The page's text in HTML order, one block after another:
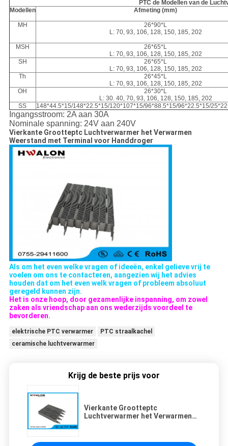
PTC de Modellen van de
Modellen
Afmeting (mm)
MH
26*90*L
L: 70, 93, 106, 128, 150, 185, 202
MSH
26*65*L
L: 70, 93, 106, 128, 150, 185, 202
SH
26*65*L
L: 70, 93, 106, 128, 150, 185, 202
Th
26*45*L
L: 70, 93, 106, 128, 150, 185, 202
OH
26*30*L
L: 30. 40, 70, 93, 106, 128, 150, 185, 202
SS
148*44.5*15/148*22.5*15/120*107*15/96*88.5*15/96*22.5*15/
Ingangsstroom: 2A aan 30A
Nominale spanning: 24V aan 240V
Vierkante Grootteptc Luchtverwarmer het Verwarmen
Weerstand met Terminal voor Handdroger
Als om het even welke vragen of ideeën, enkel gelieve vrij te
voelen om ons te contacteren, aangezien wij het advies
houden dat om het even welk vragen of probleem absoluut
geregeld kunnen zijn.
Het is onze hoop, door gezamenlijke inspanning, om zowel
zaken als vriendschap aan ons wederzijds voordeel te
bevorderen.
elektrische PTC verwarmer
PTC straalkachel
ceramische luchtverwarmer
Krijg de beste prijs voor
Vierkante Grootteptc
Luchtverwarmer het Verwarmen